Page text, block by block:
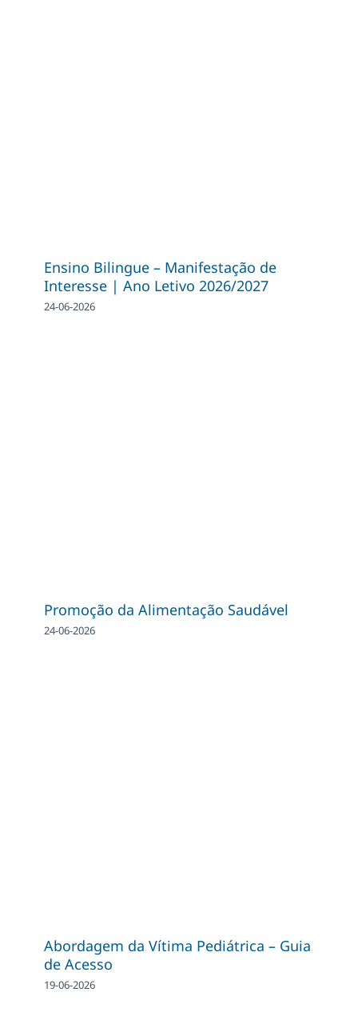
Ensino Bilingue – Manifestação de
Interesse | Ano Letivo 2026/2027
24-06-2026
Promoção da Alimentação Saudável
24-06-2026
Abordagem da Vítima Pediátrica – Guia
de Acesso
19-06-2026